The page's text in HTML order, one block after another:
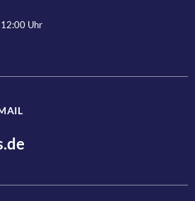
damit einverstanden, dass
Uhr